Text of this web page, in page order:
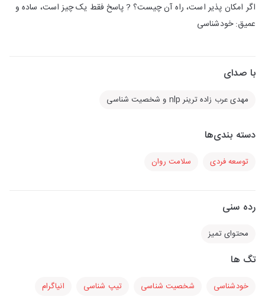
اگر امکان پذیر است، راه آن چیست؟ ? پاسخ فقط یک چیز است، ساده و
عمیق: خودشناسی
با صدای
مهدی عرب زاده ترینر nlp و شخصیت شناسی
دسته بندی‌ها
توسعه فردی سلامت روان
رده سنی
محتوای تمیز
تگ ها
خودشناسی شخصیت شناسی تیپ شناسی
انیاگرام